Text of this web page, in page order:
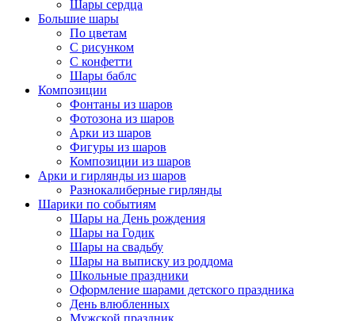
Шары сердца
Большие шары
По цветам
С рисунком
С конфетти
Шары баблс
Композиции
Фонтаны из шаров
Фотозона из шаров
Арки из шаров
Фигуры из шаров
Композиции из шаров
Арки и гирлянды из шаров
Разнокалиберные гирлянды
Шарики по событиям
Шары на День рождения
Шары на Годик
Шары на свадьбу
Шары на выписку из роддома
Школьные праздники
Оформление шарами детского праздника
День влюбленных
Мужской праздник